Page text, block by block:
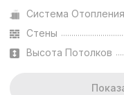
Сдача 2кв 2027,
ЖК «New
Система Отопления
Стены
Высота Потолков